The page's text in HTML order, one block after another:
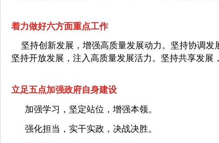
着力做好六方面重点工作
坚持创新发展，增强高质量发展动力。 坚持协调发
坚持开放发展，注入高质量发展活力。 坚持共享发展
立足五点加强政府自身建设
加强学习，坚定站位，增强本领。
强化担当，实干实政，决战决胜。